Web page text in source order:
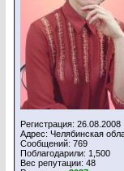
Регистрация: 26.08.2008
Адрес: Челябинская
Сообщений: 769
Поблагодарили: 1,500
Вес репутации: 48